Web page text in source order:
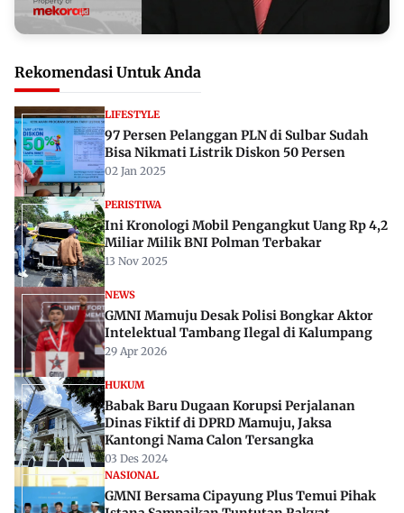
Rekomendasi Untuk Anda
LIFESTYLE
97 Persen Pelanggan PLN di Sulbar Sudah
Bisa Nikmati Listrik Diskon 50 Persen
02 Jan 2025
PERISTIWA
Ini Kronologi Mobil Pengangkut Uang Rp 4,2
Miliar Milik BNI Polman Terbakar
13 Nov 2025
NEWS
GMNI Mamuju Desak Polisi Bongkar Aktor
Intelektual Tambang Ilegal di Kalumpang
29 Apr 2026
HUKUM
Babak Baru Dugaan Korupsi Perjalanan
Dinas Fiktif di DPRD Mamuju, Jaksa
Kantongi Nama Calon Tersangka
03 Des 2024
NASIONAL
GMNI Bersama Cipayung Plus Temui Pihak